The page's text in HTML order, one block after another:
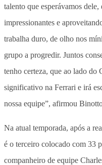
talento que esperávamos
impressionantes e
trabalha duro, de olho nos
grupo a progredir. Juntos
tenho certeza, que ao lado do
significativo na Ferrari e irá
nossa equipe”, afirmou
Na atual temporada, após a
é o terceiro colocado com 33
companheiro de equipe